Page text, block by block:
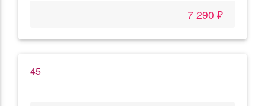
7 290 ₽
45